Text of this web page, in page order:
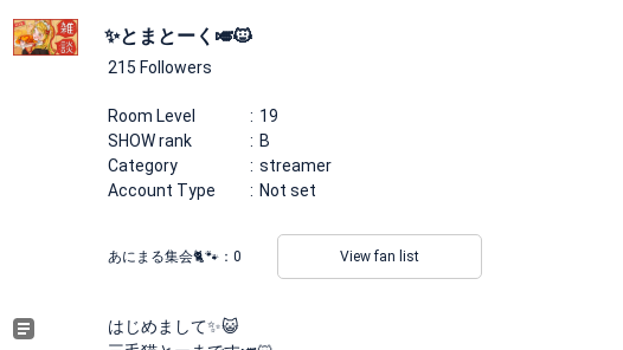
✨とまとーく🎺🐱
215 Followers
Room Level
19
SHOW rank
B
Category
streamer
Account Type
Not set
あにまる集会🐈🐾： 0 View fan list
はじめまして✨😺